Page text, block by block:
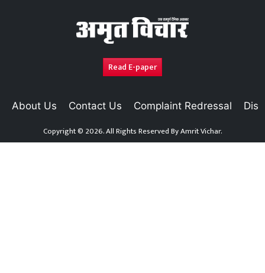
Read E-paper
About Us Contact Us Complaint Redressal
Copyright © 2026. All Rights Reserved ByAmrit Vichar.